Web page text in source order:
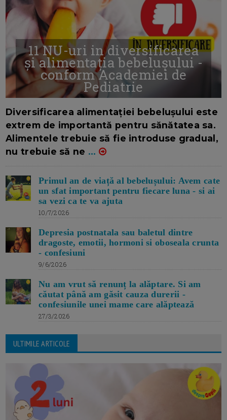
11 NU-uri in diversificarea
și alimentația bebelușului -
conform Academiei de
Pediatrie
Diversificarea alimentației bebelușului este
extrem de importantă pentru sănătatea sa.
Alimentele trebuie să fie introduse gradual,
nu trebuie să ne ...
Primul an de viață al bebelușului: Avem cate
un sfat important pentru fiecare luna - si ai
sa vezi ca te va ajuta
10/7/2026
Depresia postnatala sau baletul dintre
dragoste, emotii, hormoni si oboseala crunta
- confesiuni
9/6/2026
Nu am vrut să renunț la alăptare. Si am
căutat până am găsit cauza durerii -
confesiunile unei mame care alăptează
27/3/2026
ULTIMILE ARTICOLE